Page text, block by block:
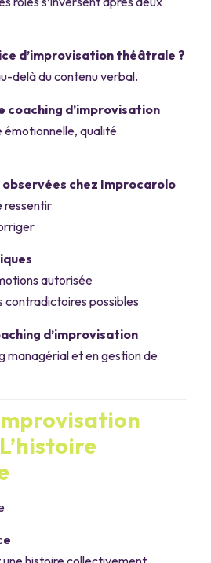
d’improvisation théâtrale ?
delà du contenu verbal.
coaching d’improvisation
émotionnelle, qualité
chez Improcarolo
ressentir
autorisée
contradictoires possibles
d’improvisation
managérial et en gestion de